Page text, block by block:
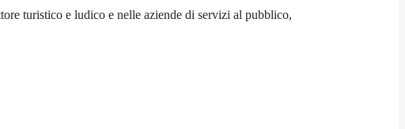
turistico e ludico e nelle aziende di servizi al pubblico,